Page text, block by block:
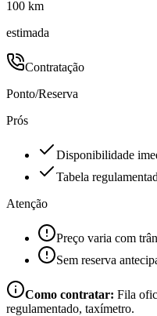
100 km
estimada
Contratação
Ponto/Reserva
Prós
Disponibilidade
Tabela
Atenção
Preço varia com
Sem reserva
Como contratar: Fila
regulamentado, taxímetro.